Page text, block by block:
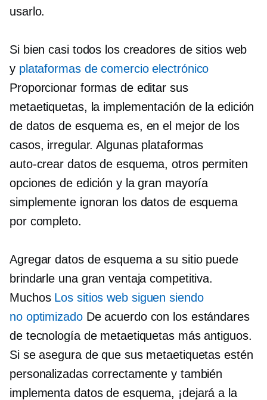
usarlo.
Si bien casi todos los creadores de sitios web
y plataformas de comercio electrónico
Proporcionar formas de editar sus
metaetiquetas, la implementación de la edición
de datos de esquema es, en el mejor de los
casos, irregular. Algunas plataformas
auto-crear datos de esquema, otros permiten
opciones de edición y la gran mayoría
simplemente ignoran los datos de esquema
por completo.
Agregar datos de esquema a su sitio puede
brindarle una gran ventaja competitiva.
Muchos Los sitios web siguen siendo
no optimizadoDe acuerdo con los estándares
de tecnología de metaetiquetas más antiguos.
Si se asegura de que sus metaetiquetas estén
personalizadas correctamente y también
implementa datos de esquema, ¡dejará a la